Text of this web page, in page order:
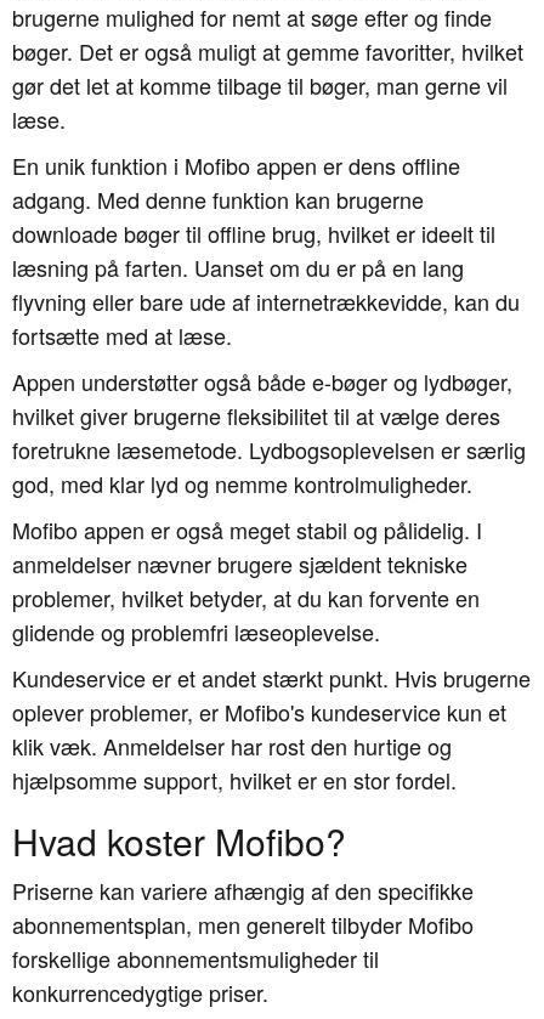
brugerne mulighed for nemt at søge efter og finde
bøger. Det er også muligt at gemme favoritter, hvilket
gør det let at komme tilbage til bøger, man gerne vil
læse.
En unik funktion i Mofibo appen er dens offline
adgang. Med denne funktion kan brugerne
downloade bøger til offline brug, hvilket er ideelt til
læsning på farten. Uanset om du er på en lang
flyvning eller bare ude af internetrækkevidde, kan du
fortsætte med at læse.
Appen understøtter også både e-bøger og lydbøger,
hvilket giver brugerne fleksibilitet til at vælge deres
foretrukne læsemetode. Lydbogsoplevelsen er særlig
god, med klar lyd og nemme kontrolmuligheder.
Mofibo appen er også meget stabil og pålidelig. I
anmeldelser nævner brugere sjældent tekniske
problemer, hvilket betyder, at du kan forvente en
glidende og problemfri læseoplevelse.
Kundeservice er et andet stærkt punkt. Hvis brugerne
oplever problemer, er Mofibo's kundeservice kun et
klik væk. Anmeldelser har rost den hurtige og
hjælpsomme support, hvilket er en stor fordel.
Hvad koster Mofibo?
Priserne kan variere afhængig af den specifikke
abonnementsplan, men generelt tilbyder Mofibo
forskellige abonnementsmuligheder til
konkurrencedygtige priser.